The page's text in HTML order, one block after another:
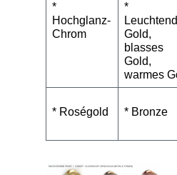
*
Hochglanz-
Chrom
*
Gold,
blasses
Gold,
warmes
* Roségold * Bronze